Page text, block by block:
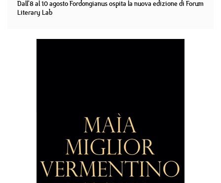
Dall'8 al 10 agosto Fordongianus ospita la nuova edizione di Forum
Literary Lab